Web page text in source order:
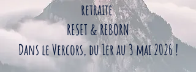
retraite
RESET & REBORN
Dans le Vercors, du 1er au 3 mai 2026 !